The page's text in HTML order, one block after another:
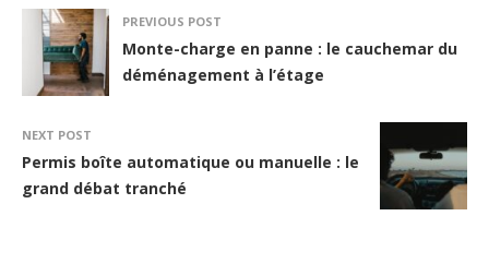
PREVIOUS POST
Monte-charge en panne : le cauchemar du
déménagement à l’étage
NEXT POST
Permis boîte automatique ou manuelle : le
grand débat tranché